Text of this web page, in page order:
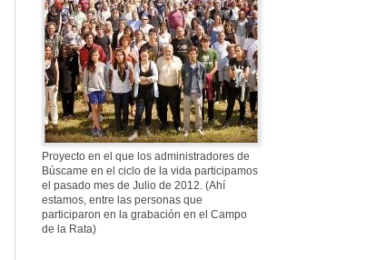
307. Vuestros
nombres no se han
borrado en la
Historia
Proyecto en el que los administradores de
Búscame en el ciclo de la vida participamos
el pasado mes de Julio de 2012. (Ahí
estamos, entre las personas que
participaron en la grabación en el Campo
de la Rata)